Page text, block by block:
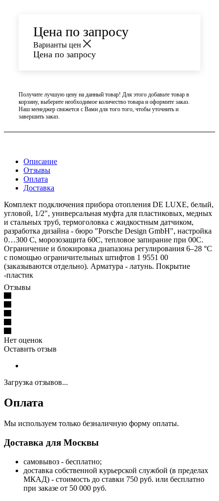
Цена по запросу
Варианты цен
Цена по запросу
Получите лучшую цену на данный товар! Для этого добавьте товар в
корзину, выберите необходимое количество товара и оформите заказ.
Наш менеджер свяжется с Вами для того того, чтобы уточнить и
завершить заказ.
Описание
Отзывы
Оплата
Доставка
Комплект подключения прибора отопления DE LUXE, белый,
угловой, 1/2", универсальная муфта для пластиковых, медных
и стальных труб, термоголовка с жидкостным датчиком,
разработка дизайна - бюро "Porsche Design GmbH", настройка
0…300 С, морозозащита 60С, тепловое запирание при 00С.
Ограничение и блокировка диапазона регулирования 6–28 °C
c помощью ограничительных штифтов 1 9551 00
(заказываются отдельно). Арматура - латунь. Покрытие
-пластик
Отзывы
Нет оценок
Оставить отзыв
Загрузка отзывов...
Оплата
Мы используем только безналичную форму оплаты.
Доставка для Москвы
самовывоз - бесплатно;
доставка собственной курьерской службой (в пределах
МКАД) - стоимость до ставки 750 руб. или бесплатно
при заказе от 50 000 руб.